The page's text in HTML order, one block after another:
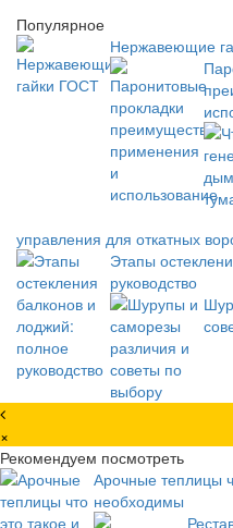
Популярное
Нержавеющие
управления для откатных
Этапы
руководство
×
Рекомендуем посмотреть
Арочные теплицы
необходимы